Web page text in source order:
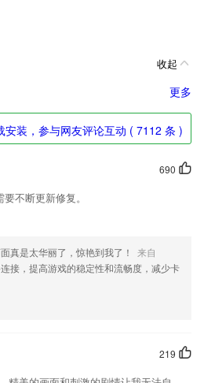
收起
更多
安装，参与网友评论互动 ( 7112 条 )
690
不断更新修复。
真是太华丽了，惊艳到我了！
来自
连接，提高游戏的稳定性和流畅度，减少卡
219